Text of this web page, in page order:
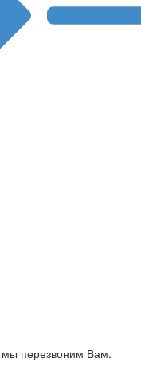
мы перезвоним Вам.